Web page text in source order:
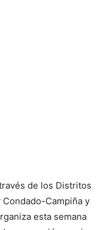
de los Distritos
Campiña y
esta semana